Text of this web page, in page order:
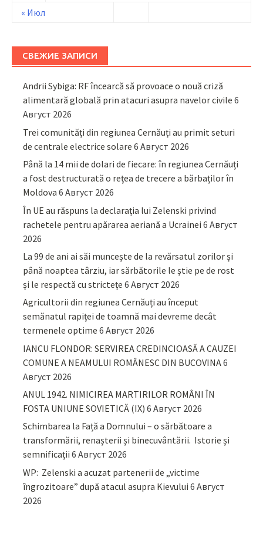
« Июл
СВЕЖИЕ ЗАПИСИ
Andrii Sybiga: RF încearcă să provoace o nouă criză
alimentară globală prin atacuri asupra navelor civile 6
Август 2026
Trei comunități din regiunea Cernăuți au primit seturi
de centrale electrice solare 6 Август 2026
Până la 14 mii de dolari de fiecare: în regiunea Cernăuți
a fost destructurată o rețea de trecere a bărbaților în
Moldova 6 Август 2026
În UE au răspuns la declarația lui Zelenski privind
rachetele pentru apărarea aeriană a Ucrainei 6 Август
2026
La 99 de ani ai săi muncește de la revărsatul zorilor și
până noaptea târziu, iar sărbătorile le știe pe de rost
și le respectă cu strictețe 6 Август 2026
Agricultorii din regiunea Cernăuți au început
semănatul rapiței de toamnă mai devreme decât
termenele optime 6 Август 2026
IANCU FLONDOR: SERVIREA CREDINCIOASĂ A CAUZEI
COMUNE A NEAMULUI ROMÂNESC DIN BUCOVINA6
Август 2026
ANUL 1942. NIMICIREA MARTIRILOR ROMÂNI ÎN
FOSTA UNIUNE SOVIETICĂ (IX) 6 Август 2026
Schimbarea la Față a Domnului – o sărbătoare a
transformării, renașterii și binecuvântării. Istorie și
semnificații 6 Август 2026
WP: Zelenski a acuzat partenerii de „victime
îngrozitoare” după atacul asupra Kievului 6 Август
2026